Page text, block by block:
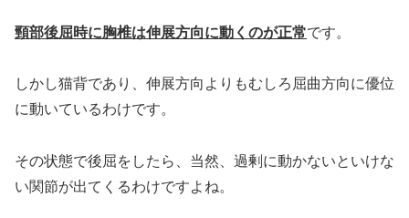
頸部後屈時に胸椎は伸展方向に動くのが正常です。
しかし猫背であり、伸展方向よりもむしろ屈曲方向に優位
に動いているわけです。
その状態で後屈をしたら、当然、過剰に動かないといけな
い関節が出てくるわけですよね。